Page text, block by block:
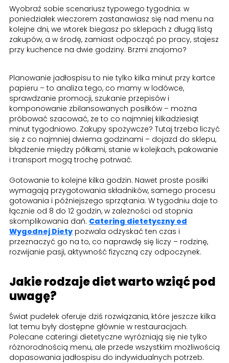
Wyobraź sobie scenariusz typowego tygodnia: w
poniedziałek wieczorem zastanawiasz się nad menu na
kolejne dni, we wtorek biegasz po sklepach z długą listą
zakupów, a w środę, zamiast odpocząć po pracy, stajesz
przy kuchence na dwie godziny. Brzmi znajomo?
Planowanie jadłospisu to nie tylko kilka minut przy kartce
papieru – to analiza tego, co mamy w lodówce,
sprawdzanie promocji, szukanie przepisów i
komponowanie zbilansowanych posiłków – można
próbować szacować, że to co najmniej kilkadziesiąt
minut tygodniowo. Zakupy spożywcze? Tutaj trzeba liczyć
się z co najmniej dwiema godzinami – dojazd do sklepu,
błądzenie między półkami, stanie w kolejkach, pakowanie
i transport mogą trochę potrwać.
Gotowanie to kolejne kilka godzin. Nawet proste posiłki
wymagają przygotowania składników, samego procesu
gotowania i późniejszego sprzątania. W tygodniu daje to
łącznie od 8 do 12 godzin, w zależności od stopnia
skomplikowania dań. Catering dietetyczny od
Wygodnej Diety pozwala odzyskać ten czas i
przeznaczyć go na to, co naprawdę się liczy – rodzinę,
rozwijanie pasji, aktywność fizyczną czy odpoczynek.
Jakie rodzaje diet warto wziąć pod
uwagę?
Świat pudełek oferuje dziś rozwiązania, które jeszcze kilka
lat temu były dostępne głównie w restauracjach.
Polecane cateringi dietetyczne wyróżniają się nie tylko
różnorodnością menu, ale przede wszystkim możliwością
dopasowania jadłospisu do indywidualnych potrzeb.